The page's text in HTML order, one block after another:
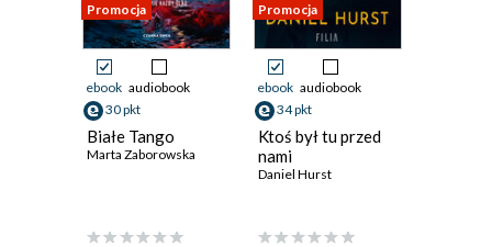
Promocja
ebook audiobook
30 pkt
Białe Tango
Marta Zaborowska
Promocja
ebook audiobook
34 pkt
Ktoś był tu przed
nami
Daniel Hurst